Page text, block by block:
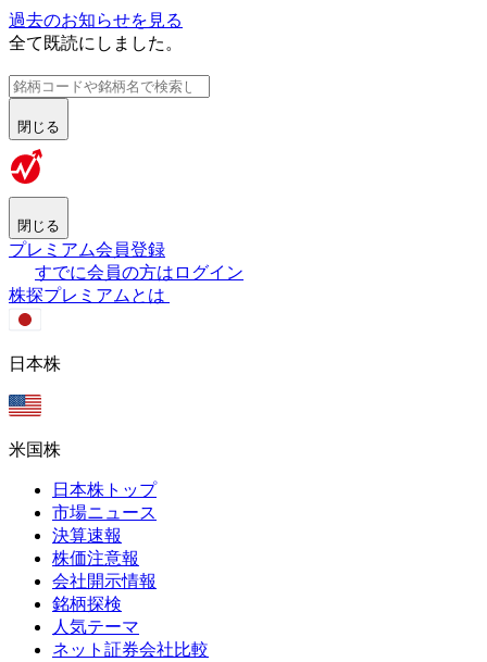
過去のお知らせを見る
全て既読にしました。
閉じる
閉じる
プレミアム会員登録
すでに会員の方はログイン
株探プレミアムとは
日本株
米国株
日本株トップ
市場ニュース
決算速報
株価注意報
会社開示情報
銘柄探検
人気テーマ
ネット証券会社比較